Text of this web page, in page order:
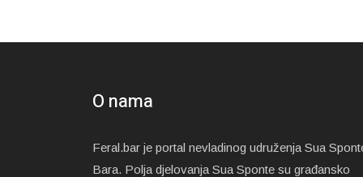
O nama
Feral.bar je portal nevladinog udruženja Sua
Bara. Polja djelovanja Sua Sponte su građansko